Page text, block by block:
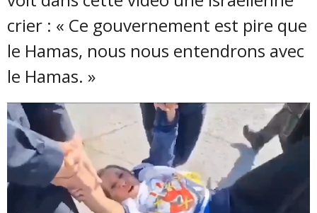
crier : « Ce gouvernement est pire que
le Hamas, nous nous entendrons avec
le Hamas. »